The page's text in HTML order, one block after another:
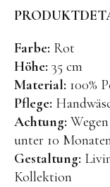
Farbe: Rot
Höhe: 35 cm
Material: 100%
Pflege:
Achtung:
unter 10
Gestaltung:
Kollektion